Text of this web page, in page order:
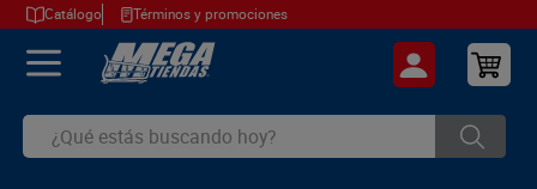
Catálogo Términos y promociones
¿Qué estás buscando hoy?